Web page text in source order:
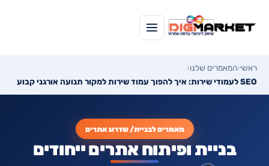
ראשי‹המאמרים שלנו‹
SEO לעמודי שירות: איך להפוך עמוד שירות למקור תנועה אורגני קבוע
מאמרים לבניית/ שדרוג אתרים
בניית ופיתוח אתרים ייחודים